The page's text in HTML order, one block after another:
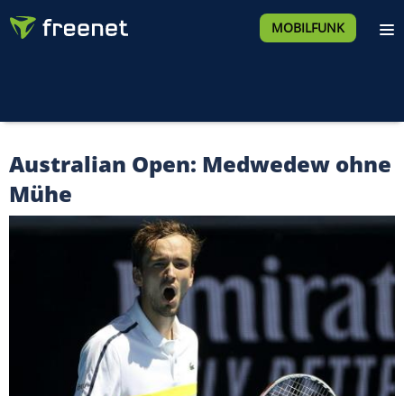
MOBILFUNK
Australian Open: Medwedew ohne
Mühe